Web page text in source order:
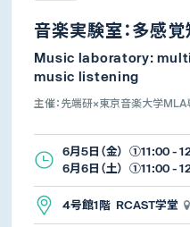
音楽実験室：多感
Music laboratory:
music listening
主催：先端研×東京音楽大学MLA
6月5日（金） ①11:00
6月6日（土） ①11:00
4号館1階 RCAST学堂